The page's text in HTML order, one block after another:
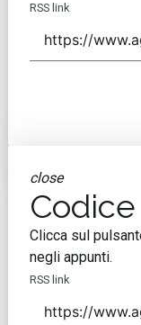
RSS link
close
Codice
Clicca sul
negli appunti.
RSS link